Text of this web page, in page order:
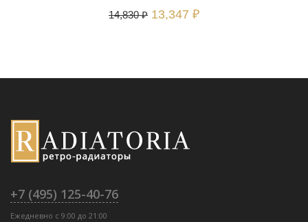
14,830₽ 13,347 ₽
+7 (495) 125-40-76
Ежедневно с 9:00 до 21:00